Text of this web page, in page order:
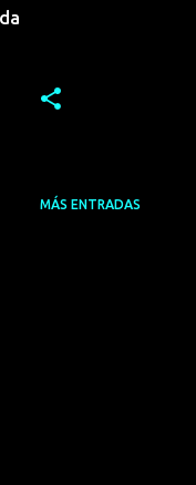
MÁS ENTRADAS